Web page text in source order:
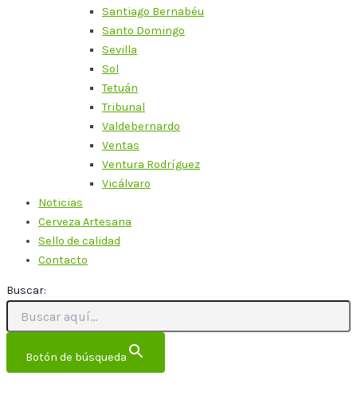
Santiago Bernabéu
Santo Domingo
Sevilla
Sol
Tetuán
Tribunal
Valdebernardo
Ventas
Ventura Rodríguez
Vicálvaro
Noticias
Cerveza Artesana
Sello de calidad
Contacto
Buscar:
Botón de búsqueda